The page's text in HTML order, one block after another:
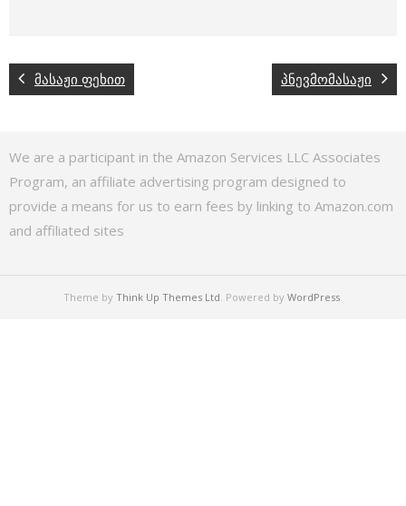
მასაჟი ფეხით პნევმომასაჟი
We are a participant in the Amazon Services LLC Associates
Program, an affiliate advertising program designed to
provide a means for us to earn fees by linking to Amazon.com
and affiliated sites
Theme by Think Up Themes Ltd. Powered by WordPress.